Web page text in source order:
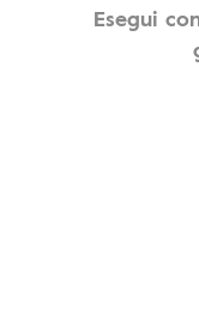
Esegui